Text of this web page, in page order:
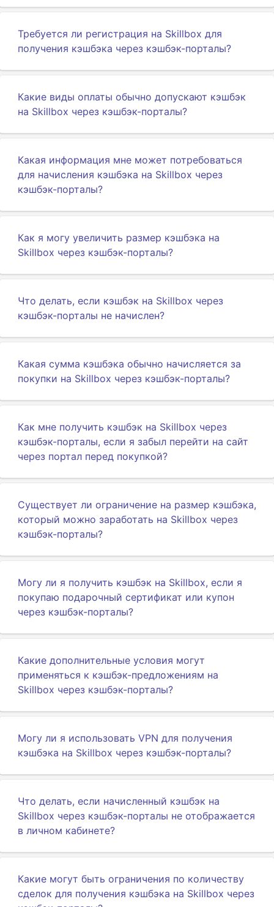
Требуется ли регистрация на Skillbox для
получения кэшбэка через кэшбэк-порталы?
Какие виды оплаты обычно допускают кэшбэк
на Skillbox через кэшбэк-порталы?
Какая информация мне может потребоваться
для начисления кэшбэка на Skillbox через
кэшбэк-порталы?
Как я могу увеличить размер кэшбэка на
Skillbox через кэшбэк-порталы?
Что делать, если кэшбэк на Skillbox через
кэшбэк-порталы не начислен?
Какая сумма кэшбэка обычно начисляется за
покупки на Skillbox через кэшбэк-порталы?
Как мне получить кэшбэк на Skillbox через
кэшбэк-порталы, если я забыл перейти на сайт
через портал перед покупкой?
Существует ли ограничение на размер кэшбэка,
который можно заработать на Skillbox через
кэшбэк-порталы?
Могу ли я получить кэшбэк на Skillbox, если я
покупаю подарочный сертификат или купон
через кэшбэк-порталы?
Какие дополнительные условия могут
применяться к кэшбэк-предложениям на
Skillbox через кэшбэк-порталы?
Могу ли я использовать VPN для получения
кэшбэка на Skillbox через кэшбэк-порталы?
Что делать, если начисленный кэшбэк на
Skillbox через кэшбэк-порталы не отображается
в личном кабинете?
Какие могут быть ограничения по количеству
сделок для получения кэшбэка на Skillbox через